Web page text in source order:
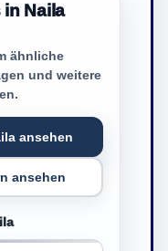
Naila
ähnliche
und weitere
ansehen
ansehen